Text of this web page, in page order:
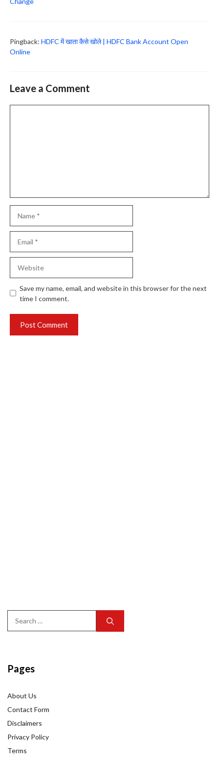
Pingback: HDFC में खाता कैसे खोले | HDFC Bank Account Open
Online
Leave a Comment
Save my name, email, and website in this browser for the next
time I comment.
for:
Pages
About Us
Contact Form
Disclaimers
Privacy Policy
Terms